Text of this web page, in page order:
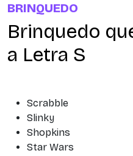
BRINQUEDO
Brinquedo
a Letra S
Scrabble
Slinky
Shopkins
Star Wars